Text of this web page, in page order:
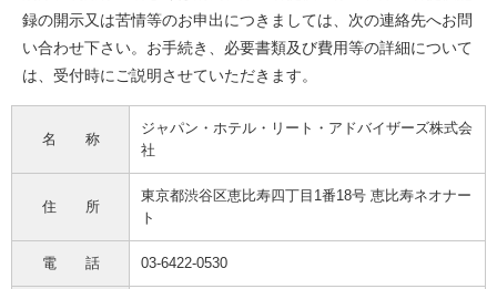
録の開示又は苦情等のお申出につきましては、次の連絡先へお問
い合わせ下さい。お手続き、必要書類及び費用等の詳細について
は、受付時にご説明させていただきます。
名 称
ジャパン・ホテル・リート・アドバイザーズ株式会
社
住 所
東京都渋谷区恵比寿四丁目1番18号 恵比寿ネオナー
ト
電 話 03-6422-0530